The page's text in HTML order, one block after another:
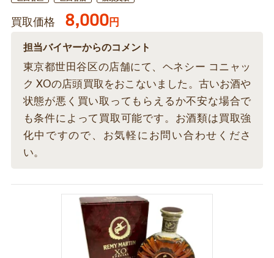
買取価格 8,000円
担当バイヤーからのコメント
東京都世田谷区の店舗にて、ヘネシー コニャッ
ク XOの店頭買取をおこないました。古いお酒や
状態が悪く買い取ってもらえるか不安な場合で
も条件によって買取可能です。お酒類は買取強
化中ですので、お気軽にお問い合わせくださ
い。